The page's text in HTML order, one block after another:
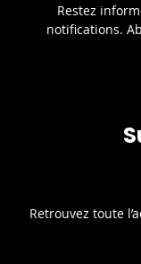
Restez
notifications.
Retrouvez toute